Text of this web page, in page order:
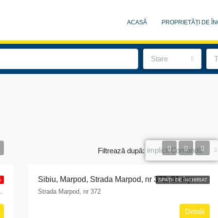
ACASĂ PROPRIETĂȚI DE
Stare
Filtrează după: implicit Comandă
județ Sibiu
Romania
SPAȚII DE ÎNCHIRIAT
Sibiu, Marpod, Strada Marpod, nr 372, 81 mp
Strada Marpod, nr 372
Detalii